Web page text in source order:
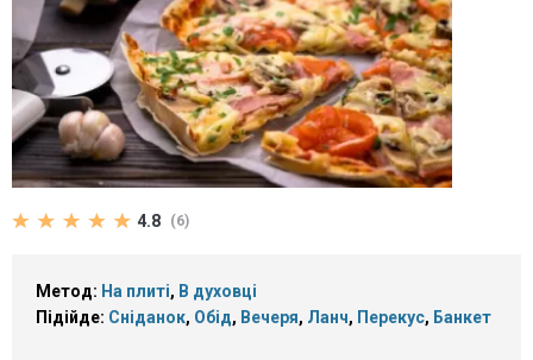
4.8 (6)
Метод: На плиті, В духовці
Підійде: Сніданок, Обід, Вечеря, Ланч, Перекус, Банкет